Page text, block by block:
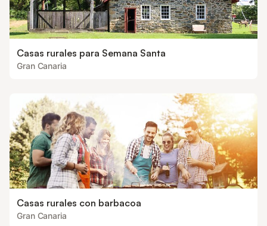
Casas rurales para Semana Santa
Gran Canaria
Casas rurales con barbacoa
Gran Canaria